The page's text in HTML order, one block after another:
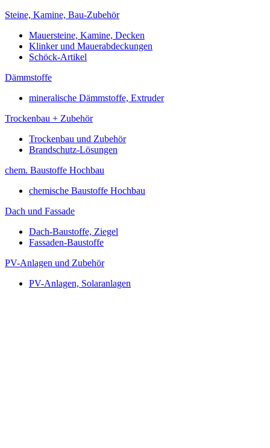
Steine, Kamine, Bau-Zubehör
Mauersteine, Kamine, Decken
Klinker und Mauerabdeckungen
Schöck-Artikel
Dämmstoffe
mineralische Dämmstoffe, Extruder
Trockenbau + Zubehör
Trockenbau und Zubehör
Brandschutz-Lösungen
chem. Baustoffe Hochbau
chemische Baustoffe Hochbau
Dach und Fassade
Dach-Baustoffe, Ziegel
Fassaden-Baustoffe
PV-Anlagen und Zubehör
PV-Anlagen, Solaranlagen